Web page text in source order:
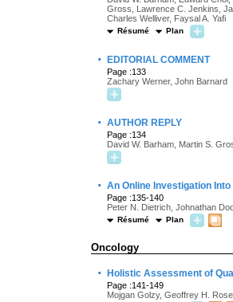
Gross, Lawrence C. Jenkins,
Charles Welliver, Faysal A. Yafi
Résumé Plan
· EDITORIAL COMMENT
Page :133
Zachary Werner, John Barnard
· AUTHOR REPLY
Page :134
David W. Barham, Martin S.
· An Online Investigation
Page :135-140
Peter N. Dietrich, Johnathan
Résumé Plan
Oncology
· Holistic Assessment of
Page :141-149
Mojgan Golzy, Geoffrey H.